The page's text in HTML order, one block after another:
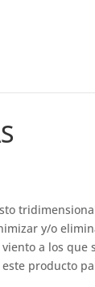
y/o
a los que
producto